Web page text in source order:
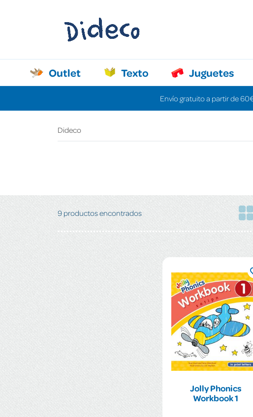
Outlet Texto Juguetes
Envío gratuito a partir de
Dideco
9 productos encontrados
Jolly Phonics
Workbook 1